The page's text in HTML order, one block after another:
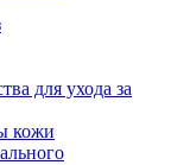
для ухода за
кожи